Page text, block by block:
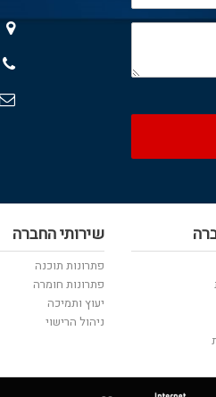
שירותי החברה
פתרונות תוכנה
פתרונות חומרה
יעוץ ותמיכה
ניהול הרישוי